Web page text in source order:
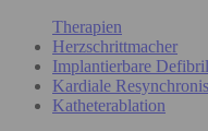
Therapien
Herzschrittmacher
Implantierbare
Kardiale
Katheterablation